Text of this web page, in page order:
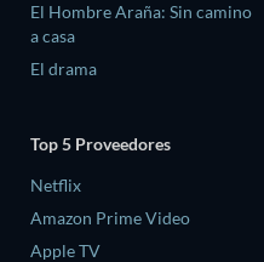
El Hombre Araña: Sin camino
a casa
El drama
Top 5 Proveedores
Netflix
Amazon Prime Video
Apple TV